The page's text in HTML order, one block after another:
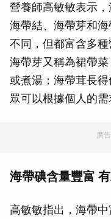
營養師高敏敏表示
海帶結、海帶芽和
不同，但都富含多
海帶芽又稱為裙帶
或煮湯；海帶茸長
眾可以根據個人的需
廣
海帶碘含量豐富
高敏敏指出，海帶